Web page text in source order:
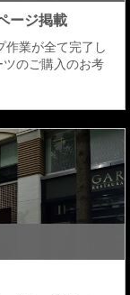
ージ掲載
作業が全て完了し
のご購入のお考
ータルサイトは
イション 専用サ
期 カスタム フォ
スα 後期 カスタム